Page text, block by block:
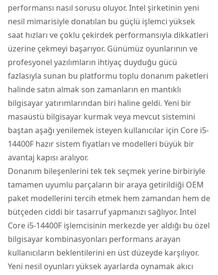
performansı nasıl sorusu oluyor. Intel şirketinin yeni
nesil mimarisiyle donatılan bu güçlü işlemci yüksek
saat hızları ve çoklu çekirdek performansıyla dikkatleri
üzerine çekmeyi başarıyor. Günümüz oyunlarının ve
profesyonel yazılımların ihtiyaç duyduğu gücü
fazlasıyla sunan bu platformu toplu donanım paketleri
halinde satın almak son zamanların en mantıklı
bilgisayar yatırımlarından biri haline geldi. Yeni bir
masaüstü bilgisayar kurmak veya mevcut sistemini
baştan aşağı yenilemek isteyen kullanıcılar için Core i5-
14400F hazır sistem fiyatları ve modelleri büyük bir
avantaj kapısı aralıyor.
Donanım bileşenlerini tek tek seçmek yerine birbiriyle
tamamen uyumlu parçaların bir araya getirildiği OEM
paket modellerini tercih etmek hem zamandan hem de
bütçeden ciddi bir tasarruf yapmanızı sağlıyor. Intel
Core i5-14400F işlemcisinin merkezde yer aldığı bu özel
bilgisayar kombinasyonları performans arayan
kullanıcıların beklentilerini en üst düzeyde karşılıyor.
Yeni nesil oyunları yüksek ayarlarda oynamak akıcı